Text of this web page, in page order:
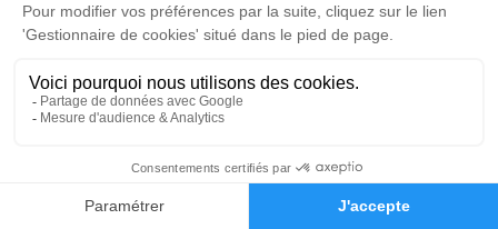
Faire-part Hommages
Je rends hommage
Cérémonie civile
Cimetière d'Heyrieux
38540 Heyrieux